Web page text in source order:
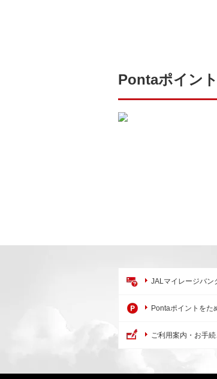
Pontaポイン
JALマイレージバン
Pontaポイントをた
ご利用案内・お手続